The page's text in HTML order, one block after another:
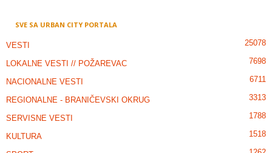
SVE SA URBAN CITY PORTALA
VESTI 25078
LOKALNE VESTI // POŽAREVAC 7698
NACIONALNE VESTI 6711
REGIONALNE - BRANIČEVSKI OKRUG 3313
SERVISNE VESTI 1788
KULTURA 1518